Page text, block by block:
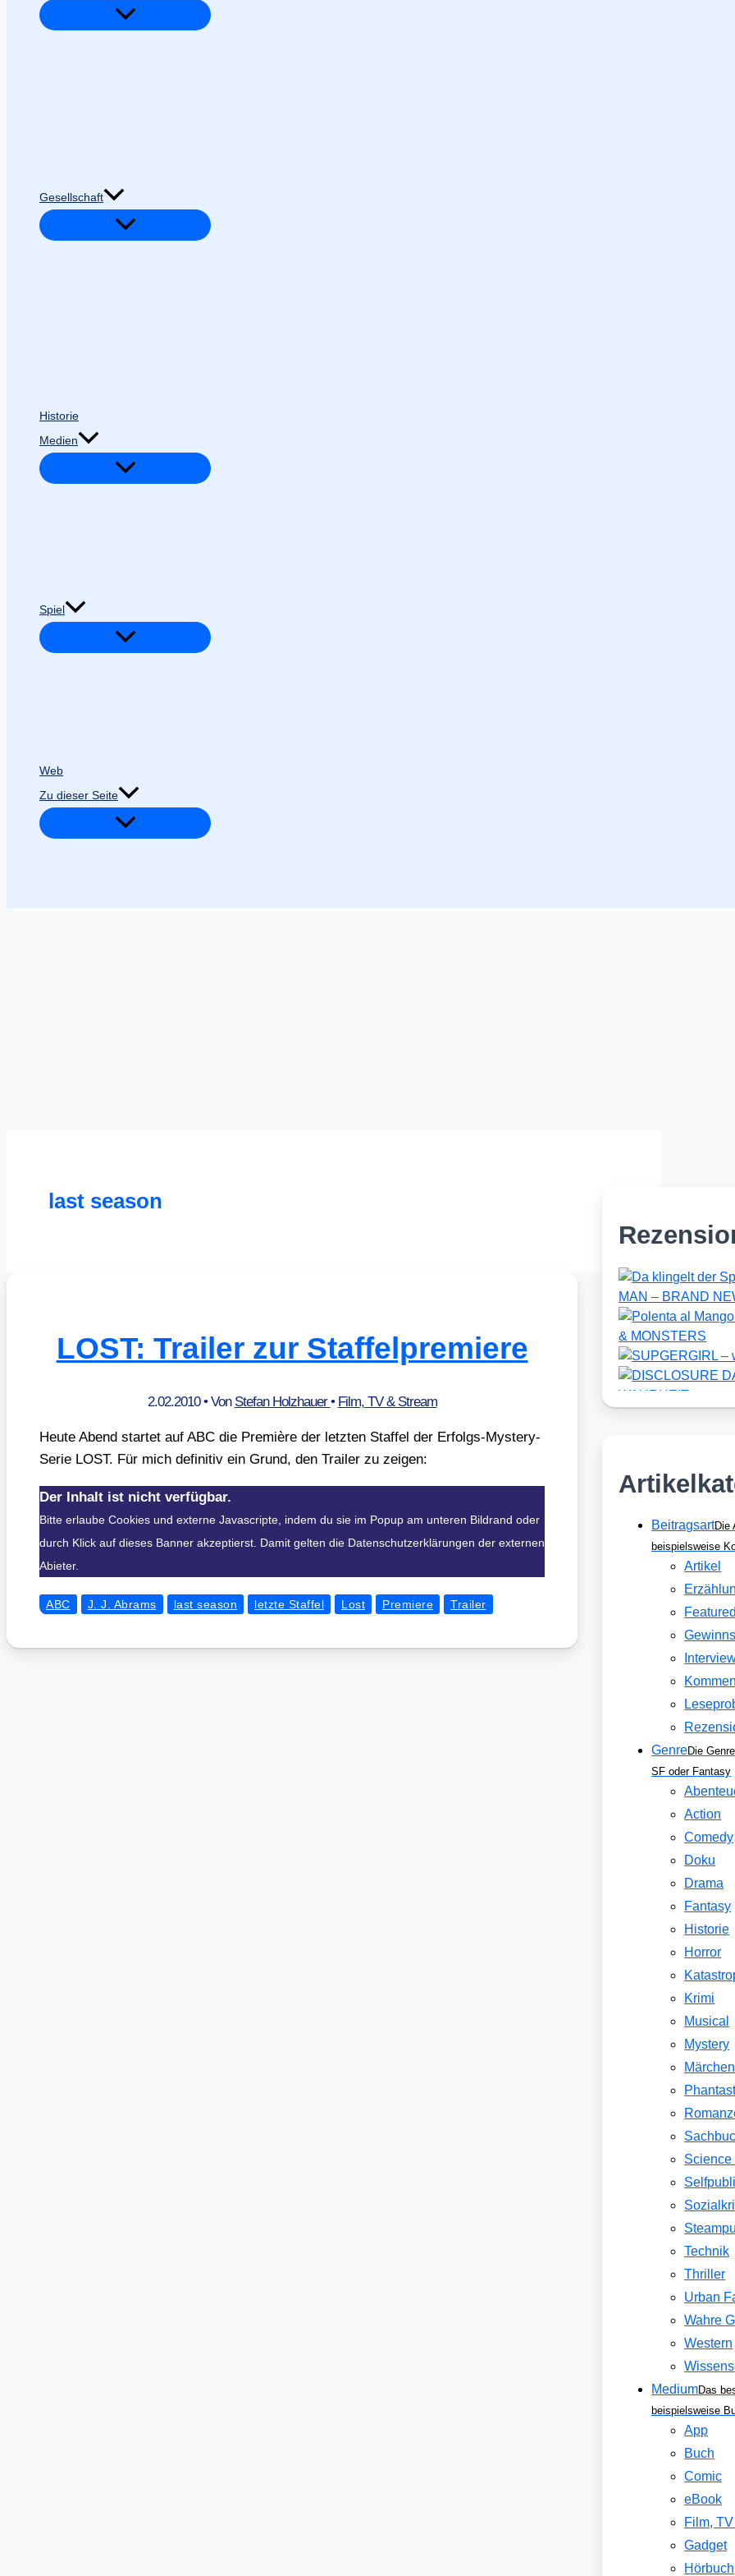
Gesellschaft
Historie
Medien
Spiel
Web
Zu dieser Seite
last season
LOST: Trailer zur Staffelpremiere
2.02.2010• Von Stefan Holzhauer• Film, TV & Stream
Heu­te Abend star­tet auf ABC die Pre­miè­re der letz­ten Staf­fel der Erfolgs-Mys­tery-
Serie LOST. Für mich defi­ni­tiv ein Grund, den Trai­ler zu zei­gen:
Der Inhalt ist nicht verfügbar.
Bitte erlaube Cookies und externe Javascripte, indem du sie im Popup am unteren Bildrand oder
durch Klick auf dieses Banner akzeptierst. Damit gelten die Datenschutzerklärungen der externen
Abieter.
ABC J. J. Abrams last season letzte Staffel Lost Premiere Trailer
BeitragsartDie
beispielsweise
Artikel
GenreDie
SF oder Fantasy
Action
Comedy
Doku
Drama
Fantasy
Historie
Horror
Krimi
Musical
Mystery
Märchen
Science
Technik
Thriller
Urban
Wahre
Western
MediumDas
beispielsweise
App
Buch
Comic
eBook
Film,
Gadget
Hörbuch